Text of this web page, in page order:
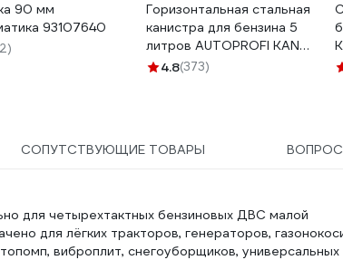
90 мм
93107640
Горизонтальная стальная
канистра для бензина 5
литров AUTOPROFI KAN-
500 5L
4.8(373)
СОПУТСТВУЮЩИЕ ТОВАРЫ
для четырехтактных бензиновых ДВС малой
для лёгких тракторов, генераторов,
виброплит, снегоуборщиков, универсальных